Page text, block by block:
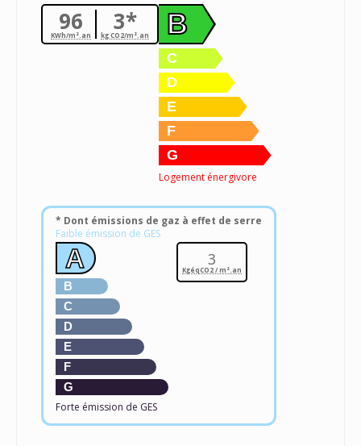
96
KWh/m².an 3*
kg CO2/m².an B
C
D
E
F
G
Logement énergivore
* Dont émissions de gaz à effet de serre
Faible émission de GES
A
B
C
D
E
F
G
Forte émission de GES
3
KgéqCO2 / m².an